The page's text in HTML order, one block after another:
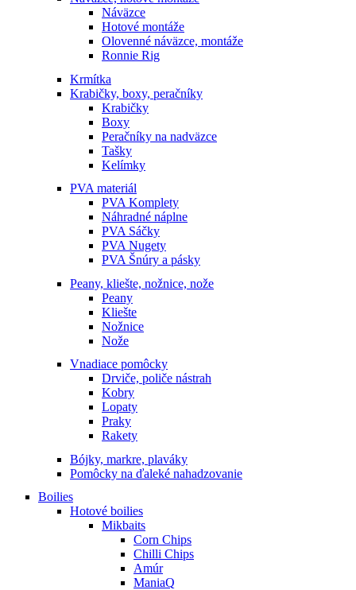
Náväzce
Hotové montáže
Olovenné náväzce, montáže
Ronnie Rig
Krmítka
Krabičky, boxy, peračníky
Krabičky
Boxy
Peračníky na nadväzce
Tašky
Kelímky
PVA materiál
PVA Komplety
Náhradné náplne
PVA Sáčky
PVA Nugety
PVA Šnúry a pásky
Peany, kliešte, nožnice, nože
Peany
Kliešte
Nožnice
Nože
Vnadiace pomôcky
Drviče, poliče nástrah
Kobry
Lopaty
Praky
Rakety
Bójky, markre, plaváky
Pomôcky na ďaleké nahadzovanie
Boilies
Hotové boilies
Mikbaits
Corn Chips
Chilli Chips
Amúr
ManiaQ